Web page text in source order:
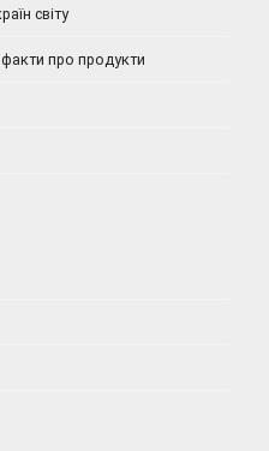
світу
факти про продукти